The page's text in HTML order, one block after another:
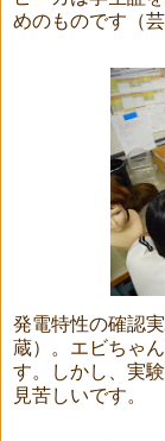
めのものです（芸
発電特性の確認
蔵）。エビちゃ
す。しかし、実
見苦しいです。